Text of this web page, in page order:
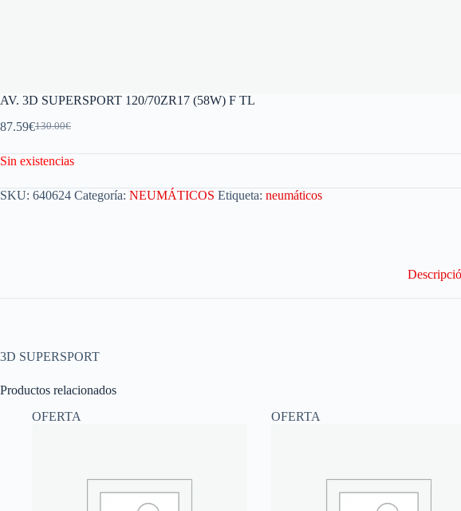
AV. 3D SUPERSPORT 120/70ZR17 (58W) F TL
130.00€
87.59€
Sin existencias
SKU: 640624 Categoría: NEUMÁTICOS Etiqueta: neumáticos
3D SUPERSPORT
Productos relacionados
OFERTA
OFERTA